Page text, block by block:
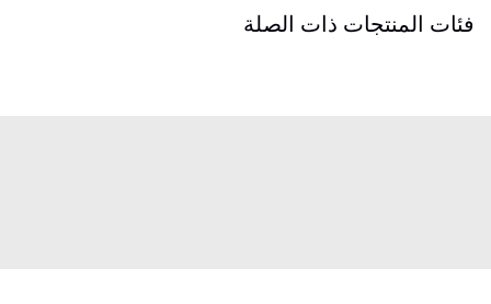
فئات المنتجات ذات الصلة